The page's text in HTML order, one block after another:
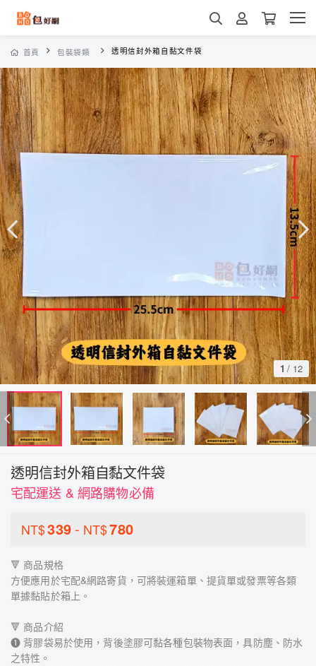
首頁 包裝袋類 透明信封外箱自黏文件袋
1 / 12
透明信封外箱自黏文件袋
宅配運送 & 網路購物必備
NT$339 - NT$780
🔻 商品規格
方便應用於宅配&網路寄貨，可將裝運箱單、提貨單或發票等各類
單據黏貼於箱上。
🔻 商品介紹
➊ 背膠袋易於使用，背後塗膠可黏各種包裝物表面，具防塵、防水
之特性。